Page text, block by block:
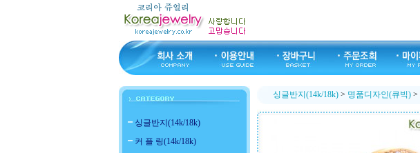
싱글반지(14k/18k)
커 플 링(14k/18k)
싱글반지(14k/18k) > 명품디자인(큐빅) >